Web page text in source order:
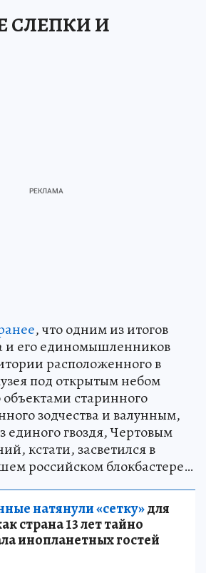
СЛЕПКИ И
, что одним из итогов
и его единомышленников
расположенного в
под открытым небом
объектами старинного
зодчества и валунным,
единого гвоздя, Чертовым
кстати, засветился в
российском блокбастере…
натянули «сетку»для
страна 13 лет тайно
инопланетных гостей